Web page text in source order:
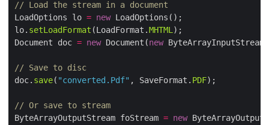
// Load the stream in a document
LoadOptions lo = new
lo. setLoadFormat (LoadFormat.MHTML
Document doc = new Document(new
// Save to disc
doc. save( "converted.Pdf" , SaveFormat. PDF
// Or save to stream
ByteArrayOutputStream foStream = new